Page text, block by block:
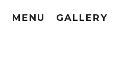
MENU GALLERY